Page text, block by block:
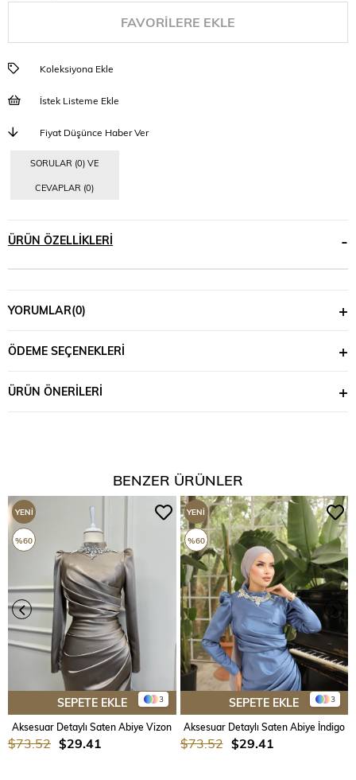
FAVORILERE EKLE
Koleksiyona Ekle
İstek Listeme Ekle
Fiyat Düşünce Haber Ver
SORULAR (0) VE
CEVAPLAR (0)
ÜRÜN ÖZELLIKLERI
YORUMLAR(0)
ÖDEME SEÇENEKLERI
ÜRÜN ÖNERILERI
BENZER ÜRÜNLER
3
SEPETE EKLE
Aksesuar Detaylı Saten Abiye Vizon
$29.41
$73.52
YENI
ÜRÜN
%60
3
SEPETE EKLE
Aksesuar Detaylı Saten Abiye İndigo
$29.41
$73.52
YENI
ÜRÜN
%60